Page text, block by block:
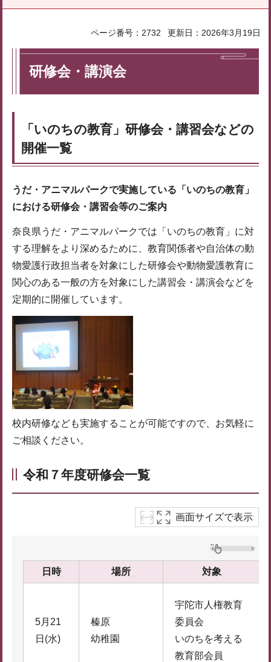
ページ番号：2732 更新日：2026年3月19日
研修会・講演会
「いのちの教育」研修会・講習会などの
開催一覧
うだ・アニマルパークで実施している「いのちの教育」
における研修会・講習会等のご案内
奈良県うだ・アニマルパークでは「いのちの教育」に対
する理解をより深めるために、教育関係者や自治体の動
物愛護行政担当者を対象にした研修会や動物愛護教育に
関心のある一般の方を対象にした講習会・講演会などを
定期的に開催しています。
校内研修なども実施することが可能ですので、お気軽に
ご相談ください。
令和７年度研修会一覧
画面サイズで表示
日時 場所 対象
5月21
日(水)
榛原
幼稚園
宇陀市人権教育
委員会
いのちを考える
教育部会員